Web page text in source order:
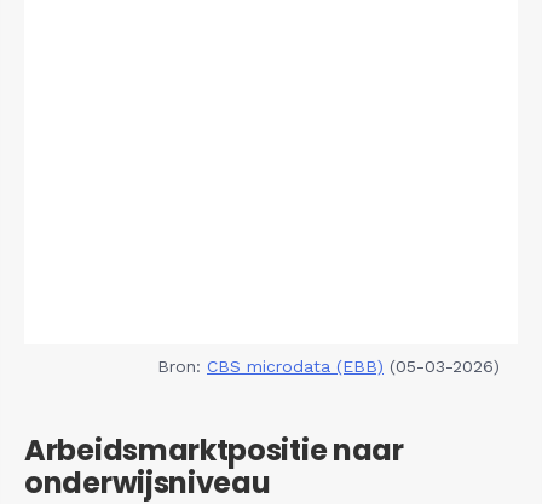
Bron: CBS microdata (EBB) (05-03-2026)
Arbeidsmarktpositie naar
onderwijsniveau